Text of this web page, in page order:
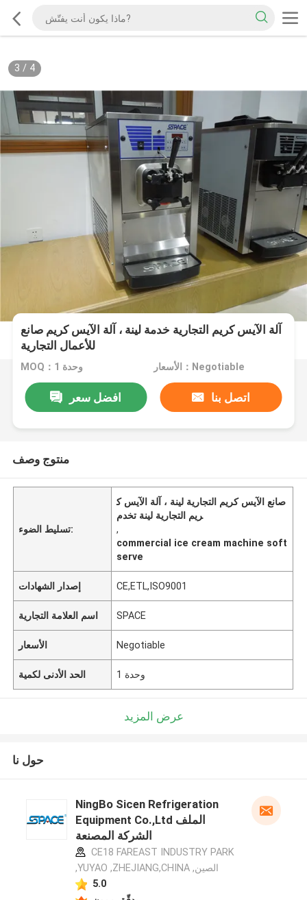
3 / 4
آلة الآيس كريم التجارية خدمة لينة ، آلة الآيس كريم صانع
للأعمال التجارية
MOQ：1 وحدة الأسعار：Negotiable
افضل سعر اتصل بنا
منتوج وصف
تسليط الضوء:
صانع الآيس كريم التجارية لينة ، آلة الآيس ك
ريم التجارية لينة تخدم
,
commercial ice cream machine soft
serve
إصدار الشهادات CE,ETL,ISO9001
اسم العلامة التجارية SPACE
الأسعار Negotiable
الحد الأدنى لكمية 1 وحدة
عرض المزيد
حول نا
NingBo Sicen Refrigeration
Equipment Co.,Ltd الملف
الشركة المصنعة
CE18 FAREAST INDUSTRY PARK
,YUYAO ,ZHEJIANG,CHINA ,الصين
5.0